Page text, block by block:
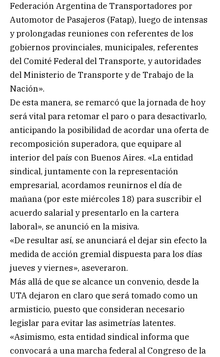
Federación Argentina de Transportadores por
Automotor de Pasajeros (Fatap), luego de intensas
y prolongadas reuniones con referentes de los
gobiernos provinciales, municipales, referentes
del Comité Federal del Transporte, y autoridades
del Ministerio de Transporte y de Trabajo de la
Nación».
De esta manera, se remarcó que la jornada de hoy
será vital para retomar el paro o para desactivarlo,
anticipando la posibilidad de acordar una oferta de
recomposición superadora, que equipare al
interior del país con Buenos Aires. «La entidad
sindical, juntamente con la representación
empresarial, acordamos reunirnos el día de
mañana (por este miércoles 18) para suscribir el
acuerdo salarial y presentarlo en la cartera
laboral», se anunció en la misiva.
«De resultar así, se anunciará el dejar sin efecto la
medida de acción gremial dispuesta para los días
jueves y viernes», aseveraron.
Más allá de que se alcance un convenio, desde la
UTA dejaron en claro que será tomado como un
armisticio, puesto que consideran necesario
legislar para evitar las asimetrías latentes.
«Asimismo, esta entidad sindical informa que
convocará a una marcha federal al Congreso de la